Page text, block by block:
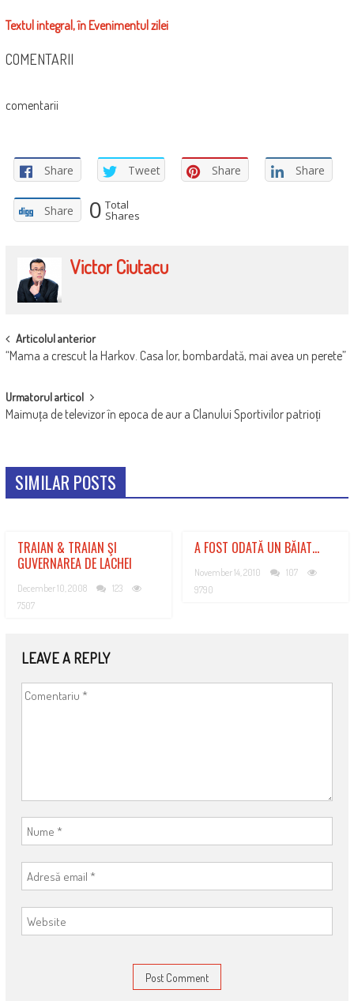
Textul integral, în Evenimentul zilei
COMENTARII
comentarii
Share Tweet Share Share
Share 0 Total
Shares
Victor Ciutacu
POST
NAVIGATION
Articolul anterior
“Mama a crescut la Harkov. Casa lor, bombardată, mai avea un perete”
Urmatorul articol
Maimuța de televizor în epoca de aur a Clanului Sportivilor patrioți
SIMILAR POSTS
TRAIAN & TRAIAN ŞI
GUVERNAREA DE LACHEI
December 10, 2008
123
7507
A FOST ODATĂ UN BĂIAT…
November 14, 2010
107
9790
LEAVE A REPLY